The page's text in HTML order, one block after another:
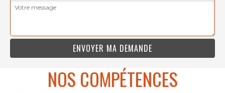
NOS COMPÉTENCES